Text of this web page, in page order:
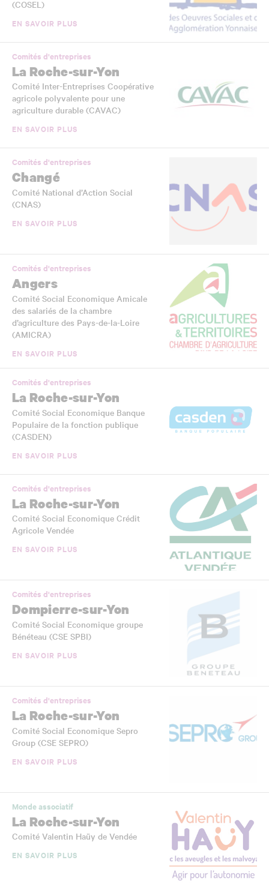
(COSEL)
EN SAVOIR PLUS
Comités d'entreprises
La Roche-sur-Yon
Comité Inter-Entreprises Coopérative
agricole polyvalente pour une
agriculture durable (CAVAC)
EN SAVOIR PLUS
Comités d'entreprises
Changé
Comité National d’Action Social
(CNAS)
EN SAVOIR PLUS
Comités d'entreprises
Angers
Comité Social Economique Amicale
des salariés de la chambre
d’agriculture des Pays-de-la-Loire
(AMICRA)
EN SAVOIR PLUS
Comités d'entreprises
La Roche-sur-Yon
Comité Social Economique Banque
Populaire de la fonction publique
(CASDEN)
EN SAVOIR PLUS
Comités d'entreprises
La Roche-sur-Yon
Comité Social Economique Crédit
Agricole Vendée
EN SAVOIR PLUS
Comités d'entreprises
Dompierre-sur-Yon
Comité Social Economique groupe
Bénéteau (CSE SPBI)
EN SAVOIR PLUS
Comités d'entreprises
La Roche-sur-Yon
Comité Social Economique Sepro
Group (CSE SEPRO)
EN SAVOIR PLUS
Monde associatif
La Roche-sur-Yon
Comité Valentin Haüy de Vendée
EN SAVOIR PLUS